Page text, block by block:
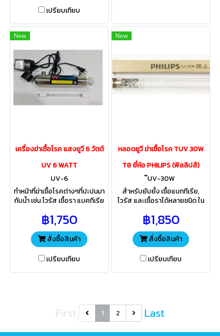
เปรียบเทียบ
New
เครื่องฆ่าเชื้อโรค แสงยูวี 6 วัตต์
UV 6 WATT
UV-6
ทำหน้าที่ฆ่าเชื้อโรคต่างๆที่ปะปนมา
กับน้ำ เช่น ไวรัส เชื้อรา แบคทีเรีย
พวงเครื่องกรองRO UF 5ขั้นตอน
ได้
฿1,750
สั่งซื้อสินค้า
เปรียบเทียบ
New
หลอดยูวี ฆ่าเชื้อโรค TUV 30W
T8 ยี่ห้อ PHILIPS (ฟิลลิปส์)
๊UV-30W
สำหรับยับยั้ง เชื้อแบททีเรีย,
ไวรัส และเชื้อราได้หลายชนิด ใน
ในระบบกรองน้ำควรมีคำแนะนำ
จากช่าง ที่มีประสบการ์ณ
฿1,850
สั่งซื้อสินค้า
เปรียบเทียบ
1 2 Last